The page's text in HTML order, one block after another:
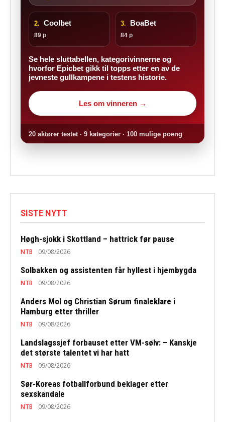
2. Coolbet
89 p
3. BoaBet
84 p
Se hele sluttabellen, kategorivinnerne og
hvorfor Epicbet gikk til topps etter en av de
jevneste gullkampene i testens historie.
Les om vinneren →
20 aktører testet · 9 kategorier · 100 mulige poeng
SISTE NYTT
Høgh-sjokk i Skottland – hattrick før pause
NTB 09/08/2026
Solbakken og assistenten får hyllest i hjembygda
NTB 09/08/2026
Anders Mol og Christian Sørum finaleklare i
Hamburg etter thriller
NTB 09/08/2026
Landslagssjef forbauset etter VM-sølv: – Kanskje
det største talentet vi har hatt
NTB 09/08/2026
Sør-Koreas fotballforbund beklager etter
sexskandale
NTB 09/08/2026